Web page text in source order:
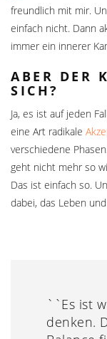
freundlich mit mir.
einfach nicht. Dann
immer ein innerer
ABER DER
SICH?
Ja, es ist auf jeden
eine Art radikale
verschiedene
geht nicht mehr so
Das ist einfach so.
dabei, das Leben
``Es ist
denken.